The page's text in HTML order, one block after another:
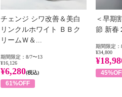
チェンジ シワ改善＆美白
リンクルホワイト ＢＢク
リームＷ＆...
期間限定：8/7〜13
¥16,126
¥6,280(税込)
61%OFF
＜早期
節 新春
期間限定：
¥34,800